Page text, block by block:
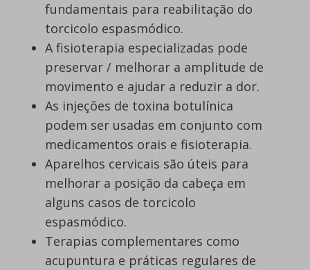
fundamentais para reabilitação do
torcicolo espasmódico.
A fisioterapia especializadas pode
preservar / melhorar a amplitude de
movimento e ajudar a reduzir a dor.
As injeções de toxina botulínica
podem ser usadas em conjunto com
medicamentos orais e fisioterapia.
Aparelhos cervicais são úteis para
melhorar a posição da cabeça em
alguns casos de torcicolo
espasmódico.
Terapias complementares como
acupuntura e práticas regulares de